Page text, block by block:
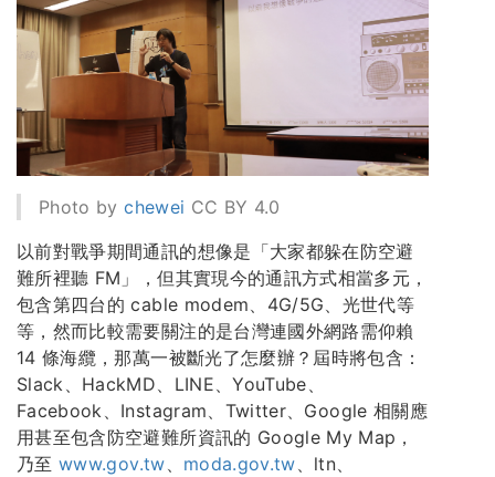
Photo bychewei CC BY 4.0
以前對戰爭期間通訊的想像是「大家都躲在防空避
難所裡聽 FM」，但其實現今的通訊方式相當多元，
包含第四台的 cable modem、4G/5G、光世代等
等，然而比較需要關注的是台灣連國外網路需仰賴
14 條海纜，那萬一被斷光了怎麼辦？屆時將包含：
Slack、HackMD、LINE、YouTube、
Facebook、Instagram、Twitter、Google 相關應
用甚至包含防空避難所資訊的 Google My Map，
乃至www.gov.tw moda.gov.tw 、ltn、